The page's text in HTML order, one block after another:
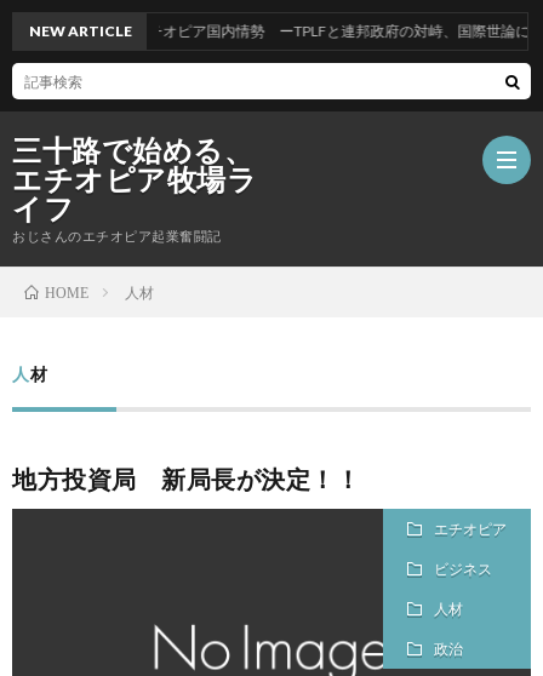
三十路で始める、
エチオピア牧場ラ
イフ
おじさんのエチオピア起業奮闘記
NEW ARTICLEエチオピア国内情勢 ーTPLFと連邦政府の対峙、国際世論につい
HOME 人材
人材
地方投資局 新局長が決定！！
エチオピア
ビジネス
人材
政治